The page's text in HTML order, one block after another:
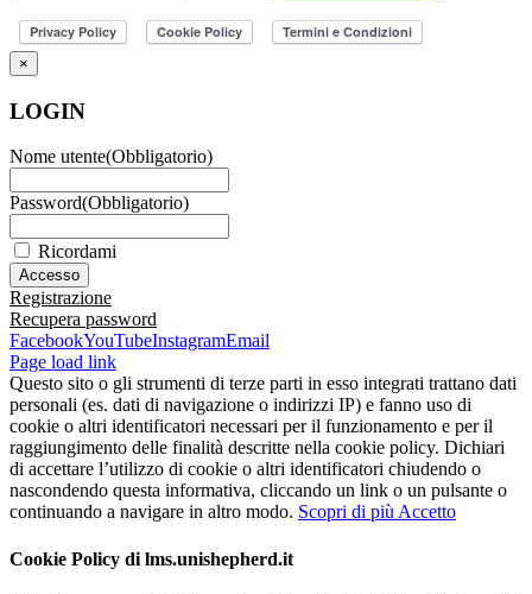
×
LOGIN
Nome utente(Obbligatorio)
Password(Obbligatorio)
Ricordami
Registrazione
Recupera password
FacebookYouTubeInstagramEmail
Page load link
Questo sito o gli strumenti di terze parti in esso integrati trattano dati
personali (es. dati di navigazione o indirizzi IP) e fanno uso di
cookie o altri identificatori necessari per il funzionamento e per il
raggiungimento delle finalità descritte nella cookie policy. Dichiari
di accettare l’utilizzo di cookie o altri identificatori chiudendo o
nascondendo questa informativa, cliccando un link o un pulsante o
continuando a navigare in altro modo. Scopri di piùAccetto
Cookie Policy di lms.unishepherd.it